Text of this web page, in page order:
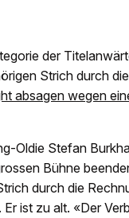
der
Strich durch
absagen wegen
Oldie Stefan
Bühne
durch die
ist zu alt. «Der